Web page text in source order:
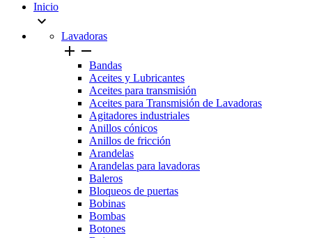
Inicio

Lavadoras
 
Bandas
Aceites y Lubricantes
Aceites para transmisión
Aceites para Transmisión de Lavadoras
Agitadores industriales
Anillos cónicos
Anillos de fricción
Arandelas
Arandelas para lavadoras
Baleros
Bloqueos de puertas
Bobinas
Bombas
Botones